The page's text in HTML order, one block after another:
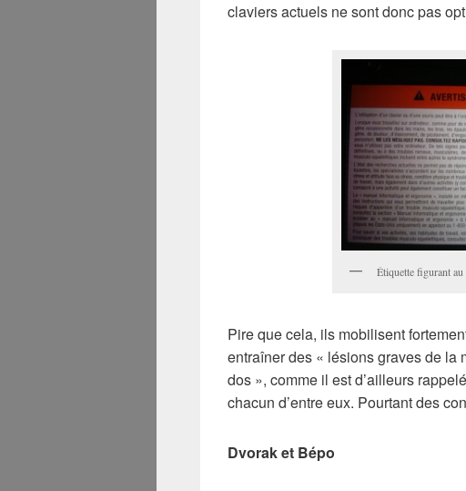
claviers actuels ne sont donc pas
Étiquette figurant
Pire que cela, ils mobilisent
entraîner des « lésions graves de la
dos », comme il est d’ailleurs
chacun d’entre eux. Pourtant des
Dvorak et Bépo